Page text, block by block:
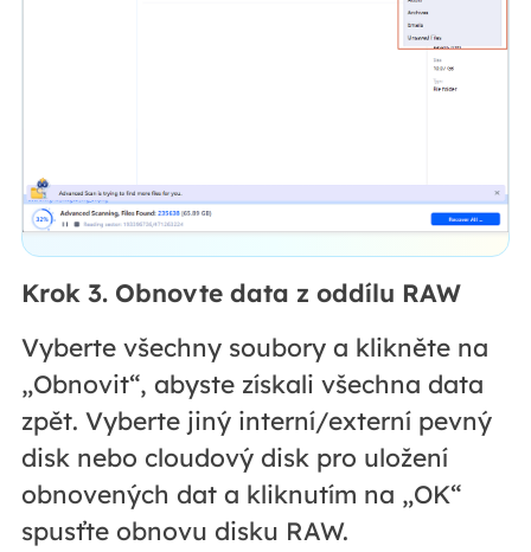
Krok 3. Obnovte data z oddílu RAW
Vyberte všechny soubory a klikněte na
„Obnovit“, abyste získali všechna data
zpět. Vyberte jiný interní/externí pevný
disk nebo cloudový disk pro uložení
obnovených dat a kliknutím na „OK“
spusťte obnovu disku RAW.